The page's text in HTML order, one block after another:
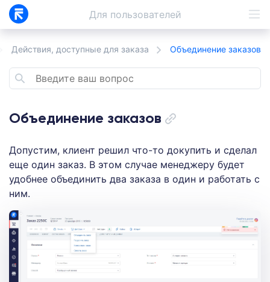
Для пользователей
Действия, доступные для заказа Объединение заказов
Объединение заказов
Допустим, клиент решил что-то докупить и сделал
еще один заказ. В этом случае менеджеру будет
удобнее объединить два заказа в один и работать с
ним.